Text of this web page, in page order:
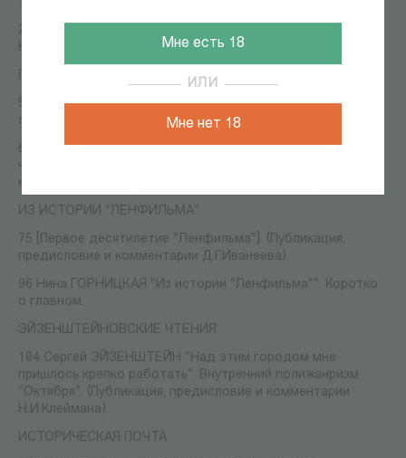
Мне есть 18
ИЛИ
Мне нет 18
28 Михаил ЯМПОЛЬСКИЙ Кинематограф несоответствия.
Кайрос и история у Сокурова.
Приложение
59 "Эрмитаж" - это двери, через которые я смогу войти в
сферу киноискусства (А.С.Дерябин).
62 Михаил ЦЕХАНОВСКИЙ Эрмитаж. Культурфильм в 2-х
частях. (Сценарий). (Публикация С.М.Ишевской,
комментарии А.С.Дерябина).
ИЗ ИСТОРИИ "ЛЕНФИЛЬМА"
75 [Первое десятилетие "Ленфильма"]. (Публикация,
предисловие и комментарии Д.Г.Иванеева).
96 Нина ГОРНИЦКАЯ "Из истории "Ленфильма"". Коротко
о главном.
ЭЙЗЕНШТЕЙНОВСКИЕ ЧТЕНИЯ
104 Сергей ЭЙЗЕНШТЕЙН "Над этим городом мне
пришлось крепко работать". Внутренний полижанризм
"Октября". (Публикация, предисловие и комментарии
Н.И.Клеймана).
ИСТОРИЧЕСКАЯ ПОЧТА